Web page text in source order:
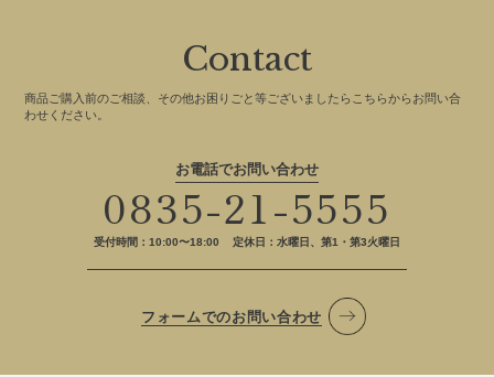
Contact
商品ご購入前のご相談、その他お困りごと等ございましたらこちらからお問い合
わせください。
お電話でお問い合わせ
0835-21-5555
受付時間：10:00〜18:00 定休日：水曜日、第1・第3火曜日
フォームでのお問い合わせ